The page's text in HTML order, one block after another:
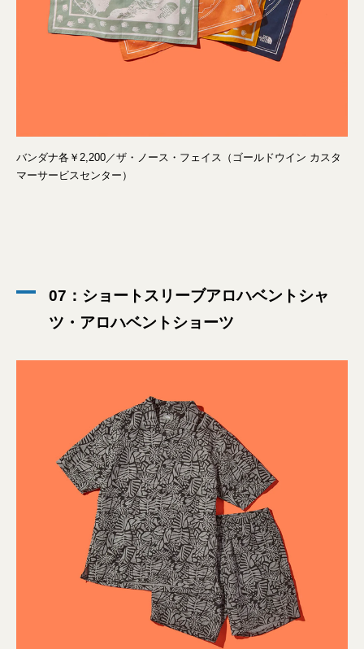
バンダナ各￥2,200／ザ・ノース・フェイス（ゴールドウイン カスタ
マーサービスセンター）
07：ショートスリーブアロハベントシャ
ツ・アロハベントショーツ